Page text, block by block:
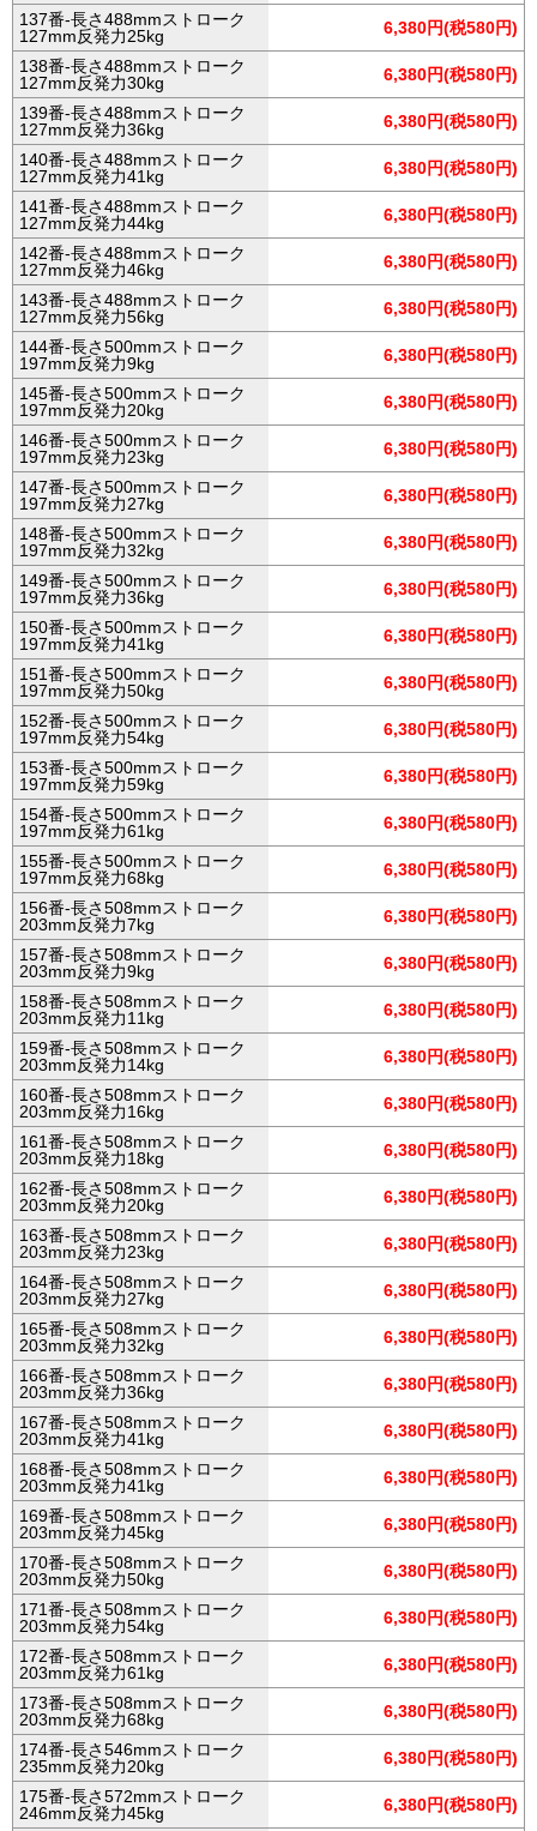
137番-長さ488mmストローク
127mm反発力25kg
6,380円(税580円)
138番-長さ488mmストローク
127mm反発力30kg
6,380円(税580円)
139番-長さ488mmストローク
127mm反発力36kg
6,380円(税580円)
140番-長さ488mmストローク
127mm反発力41kg
6,380円(税580円)
141番-長さ488mmストローク
127mm反発力44kg
6,380円(税580円)
142番-長さ488mmストローク
127mm反発力46kg
6,380円(税580円)
143番-長さ488mmストローク
127mm反発力56kg
6,380円(税580円)
144番-長さ500mmストローク
197mm反発力9kg
6,380円(税580円)
145番-長さ500mmストローク
197mm反発力20kg
6,380円(税580円)
146番-長さ500mmストローク
197mm反発力23kg
6,380円(税580円)
147番-長さ500mmストローク
197mm反発力27kg
6,380円(税580円)
148番-長さ500mmストローク
197mm反発力32kg
6,380円(税580円)
149番-長さ500mmストローク
197mm反発力36kg
6,380円(税580円)
150番-長さ500mmストローク
197mm反発力41kg
6,380円(税580円)
151番-長さ500mmストローク
197mm反発力50kg
6,380円(税580円)
152番-長さ500mmストローク
197mm反発力54kg
6,380円(税580円)
153番-長さ500mmストローク
197mm反発力59kg
6,380円(税580円)
154番-長さ500mmストローク
197mm反発力61kg
6,380円(税580円)
155番-長さ500mmストローク
197mm反発力68kg
6,380円(税580円)
156番-長さ508mmストローク
203mm反発力7kg
6,380円(税580円)
157番-長さ508mmストローク
203mm反発力9kg
6,380円(税580円)
158番-長さ508mmストローク
203mm反発力11kg
6,380円(税580円)
159番-長さ508mmストローク
203mm反発力14kg
6,380円(税580円)
160番-長さ508mmストローク
203mm反発力16kg
6,380円(税580円)
161番-長さ508mmストローク
203mm反発力18kg
6,380円(税580円)
162番-長さ508mmストローク
203mm反発力20kg
6,380円(税580円)
163番-長さ508mmストローク
203mm反発力23kg
6,380円(税580円)
164番-長さ508mmストローク
203mm反発力27kg
6,380円(税580円)
165番-長さ508mmストローク
203mm反発力32kg
6,380円(税580円)
166番-長さ508mmストローク
203mm反発力36kg
6,380円(税580円)
167番-長さ508mmストローク
203mm反発力41kg
6,380円(税580円)
168番-長さ508mmストローク
203mm反発力41kg
6,380円(税580円)
169番-長さ508mmストローク
203mm反発力45kg
6,380円(税580円)
170番-長さ508mmストローク
203mm反発力50kg
6,380円(税580円)
171番-長さ508mmストローク
203mm反発力54kg
6,380円(税580円)
172番-長さ508mmストローク
203mm反発力61kg
6,380円(税580円)
173番-長さ508mmストローク
203mm反発力68kg
6,380円(税580円)
174番-長さ546mmストローク
235mm反発力20kg
6,380円(税580円)
175番-長さ572mmストローク
246mm反発力45kg
6,380円(税580円)